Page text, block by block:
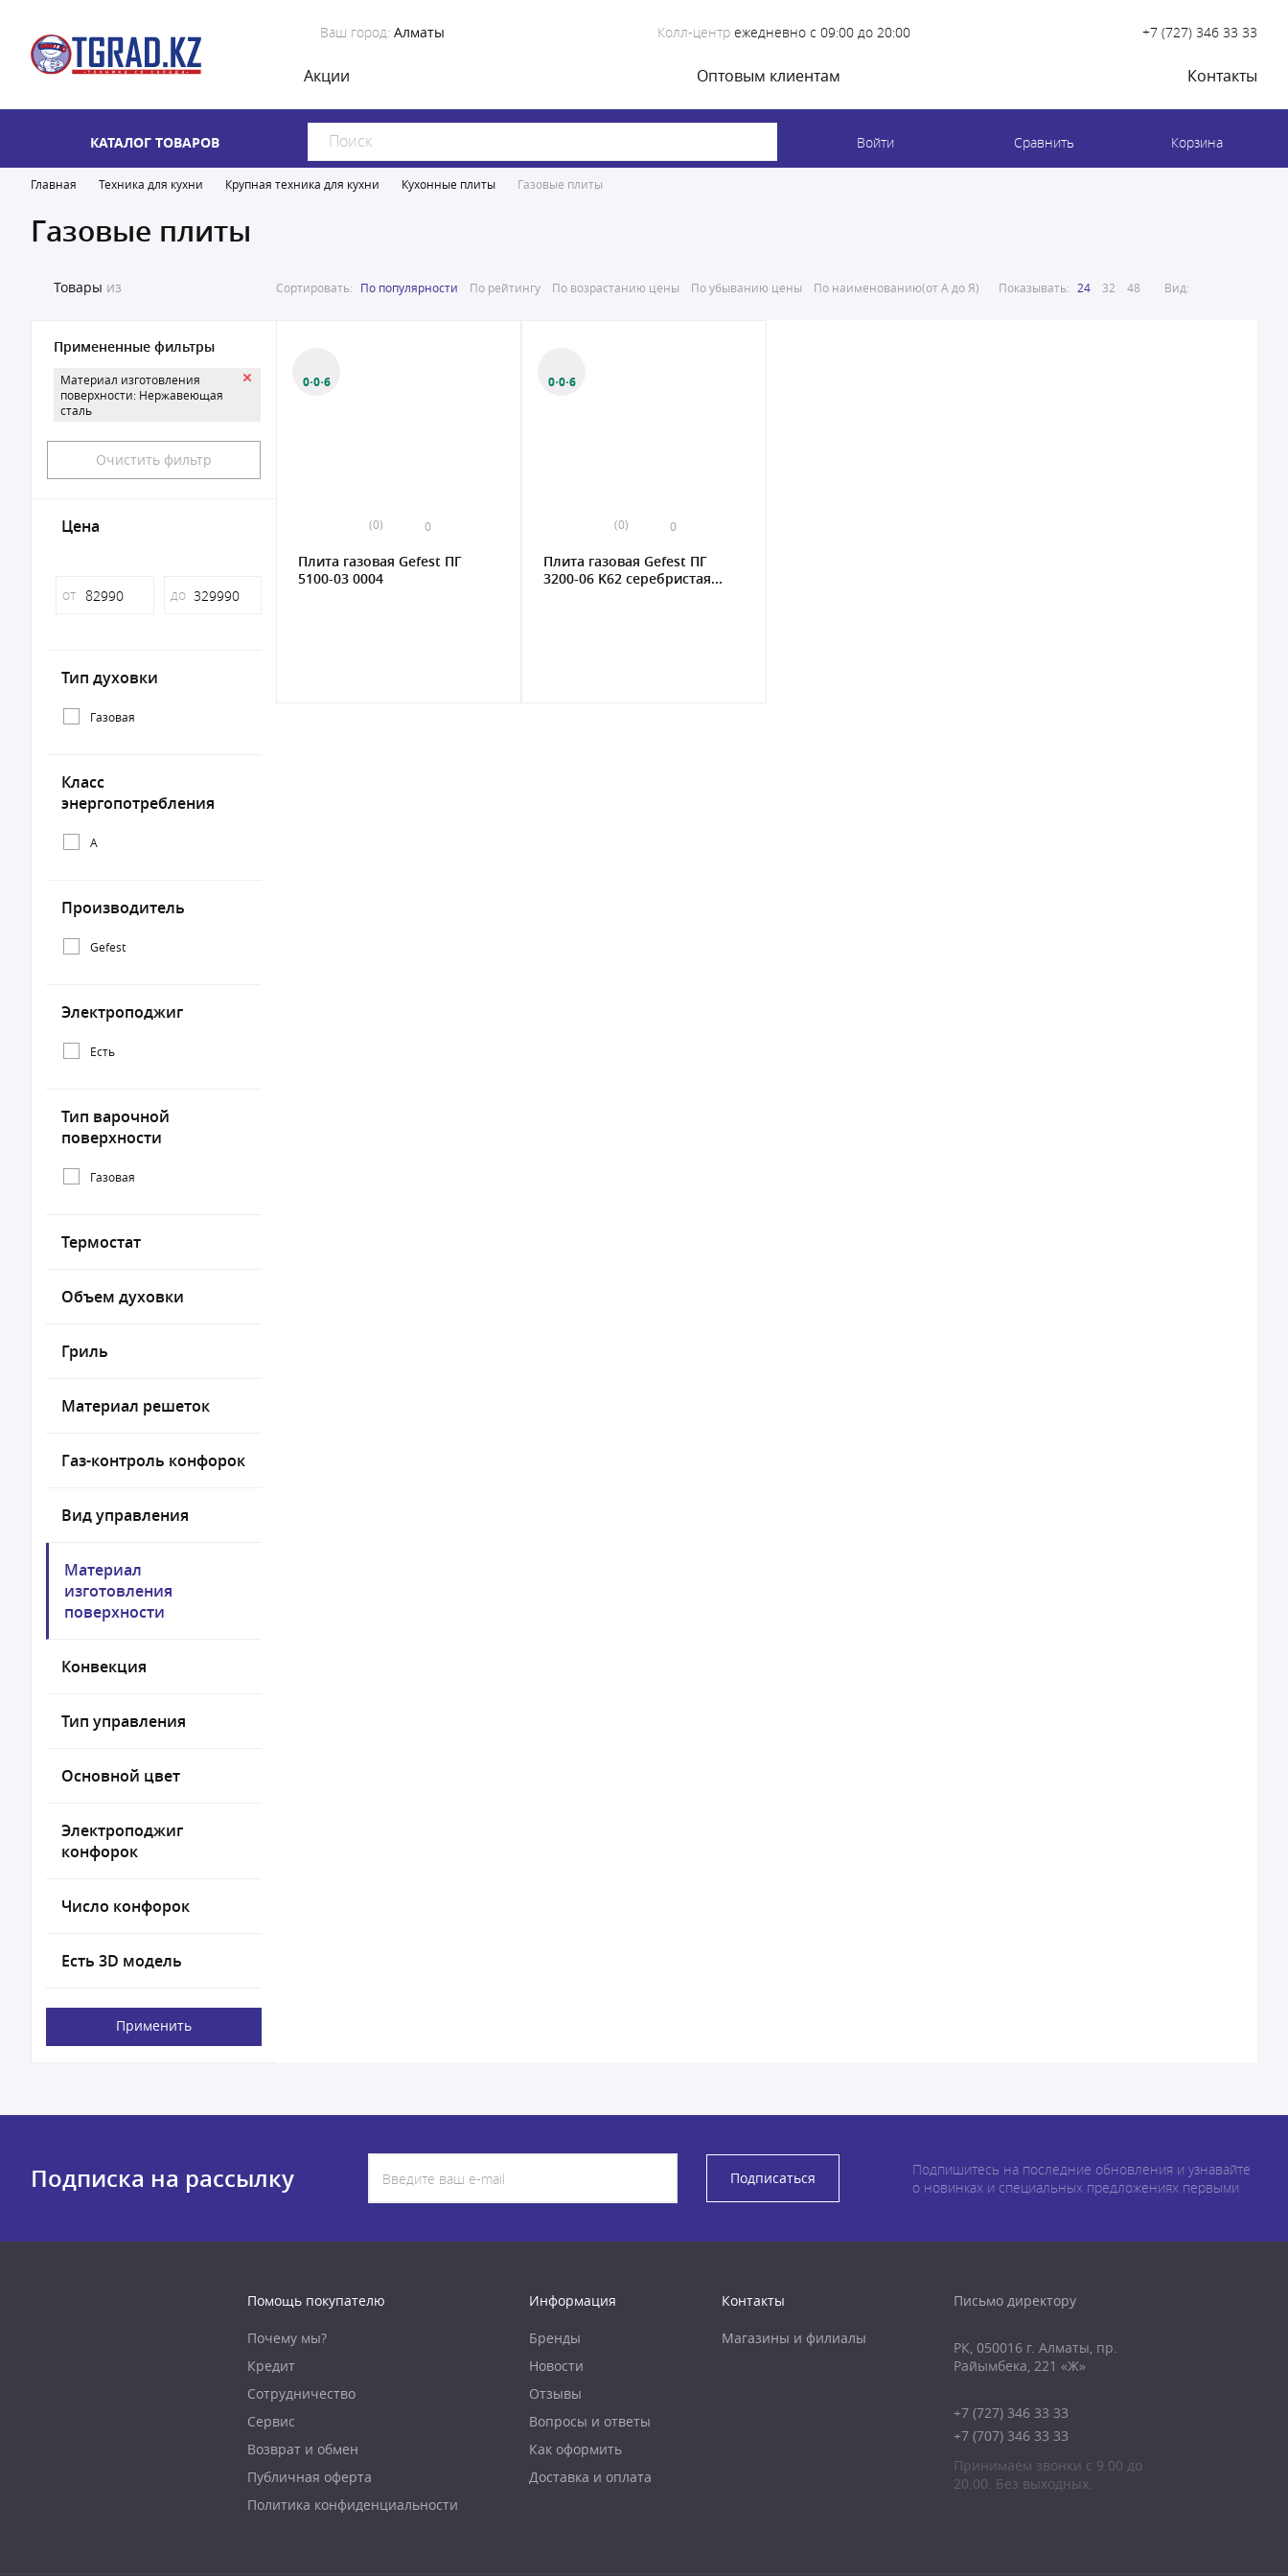
Ваш город: Алматы Колл-центр ежедневно с 09:00 до 20:00 +7 (727) 346 33 33
Акции Оптовым клиентам Контакты
КАТАЛОГ ТОВАРОВ Войти Сравнить Корзина
Главная Техника для кухни Крупная техника для кухни Кухонные плиты Газовые плиты
Газовые плиты
Товары из Сортировать: По популярности По рейтингу По возрастанию цены По убыванию цены По наименованию(от А до Я) Показывать: 24 32 48 Вид:
Примененные фильтры
Материал изготовления
поверхности: Нержавеющая
сталь
Очистить фильтр
Цена
от до
Тип духовки
Газовая
Класс
энергопотребления
A
Производитель
Gefest
Электроподжиг
Есть
Тип варочной
поверхности
Газовая
Термостат
Объем духовки
Гриль
Материал решеток
Газ-контроль конфорок
Вид управления
Материал
изготовления
поверхности
Конвекция
Тип управления
Основной цвет
Электроподжиг
конфорок
Число конфорок
Есть 3D модель
Применить
0·0·6
(0) 0
Плита газовая Gefest ПГ
5100-03 0004
0·0·6
(0) 0
Плита газовая Gefest ПГ
3200-06 K62 серебристая...
Подписка на рассылку Подписаться
Подпишитесь на последние обновления и узнавайте
о новинках и специальных предложениях первыми
Помощь покупателю
Почему мы?
Кредит
Сотрудничество
Сервис
Возврат и обмен
Публичная оферта
Политика конфиденциальности
Информация
Бренды
Новости
Отзывы
Вопросы и ответы
Как оформить
Доставка и оплата
Контакты
Магазины и филиалы
Письмо директору
РК, 050016 г. Алматы, пр.
Райымбека, 221 «Ж»
+7 (727) 346 33 33
+7 (707) 346 33 33
Принимаем звонки с 9.00 до
20.00. Без выходных.